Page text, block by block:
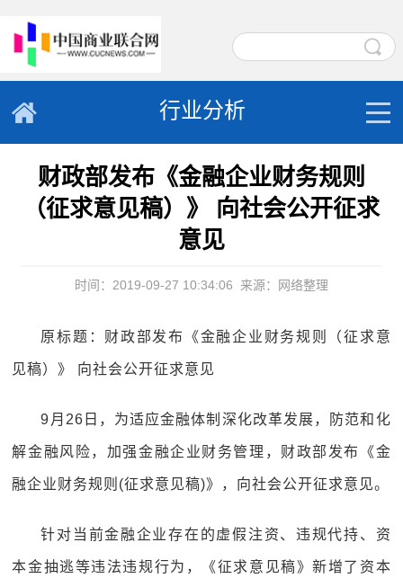
行业分析
财政部发布《金融企业财务规则
（征求意见稿）》 向社会公开征求
意见
时间：2019-09-27 10:34:06 来源：网络整理
原标题：财政部发布《金融企业财务规则（征求意
见稿）》 向社会公开征求意见
9月26日，为适应金融体制深化改革发展，防范和化
解金融风险，加强金融企业财务管理，财政部发布《金
融企业财务规则(征求意见稿)》，向社会公开征求意见。
针对当前金融企业存在的虚假注资、违规代持、资
本金抽逃等违法违规行为，《征求意见稿》新增了资本